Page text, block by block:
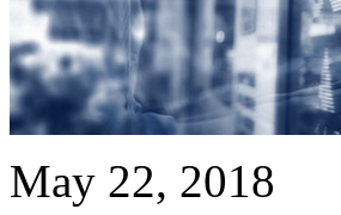
May 22, 2018